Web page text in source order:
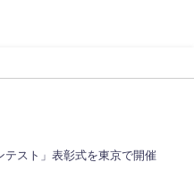
テスト」表彰式を東京で開催